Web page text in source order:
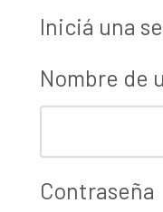
Iniciá una
Nombre de
Contraseña